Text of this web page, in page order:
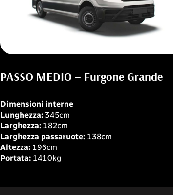
PASSO MEDIO – Furgone Grande
Dimensioni interne
Lunghezza: 345cm
Larghezza: 182cm
Larghezza passaruote: 138cm
Altezza: 196cm
Portata: 1410kg